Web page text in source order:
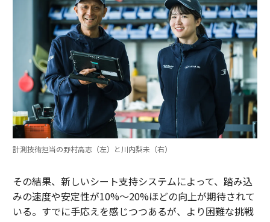
計測技術担当の野村高志（左）と川内梨未（右）
その結果、新しいシート支持システムによって、踏み込
みの速度や安定性が10%〜20%ほどの向上が期待されて
いる。すでに手応えを感じつつあるが、より困難な挑戦